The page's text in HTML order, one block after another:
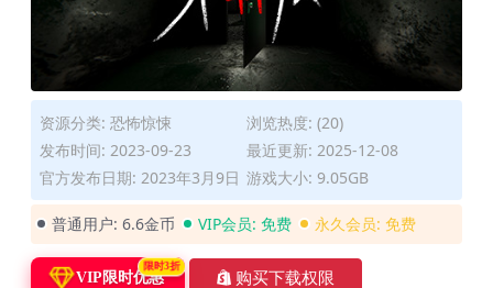
资源分类: 恐怖惊悚
浏览热度: (20)
发布时间: 2023-09-23
最近更新: 2025-12-08
官方发布日期: 2023年3月9日 游戏大小: 9.05GB
普通用户: 6.6金币 VIP会员: 免费 永久会员: 免费
VIP限时优惠
限时3折
购买下载权限